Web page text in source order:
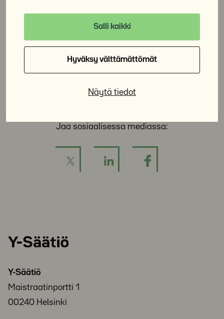
Salli kaikki
Hyväksy välttämättömät
Näytä tiedot
ErityissuunnittelijaMaria Degerman,puh. 020 7020
Jaa sosiaalisessa mediassa:
Y-
Y-Säätiö
Maistraatinportti 1
00240 Helsinki